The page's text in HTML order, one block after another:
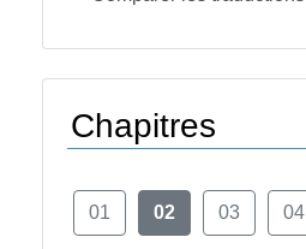
Chapitres
01 02 03 04